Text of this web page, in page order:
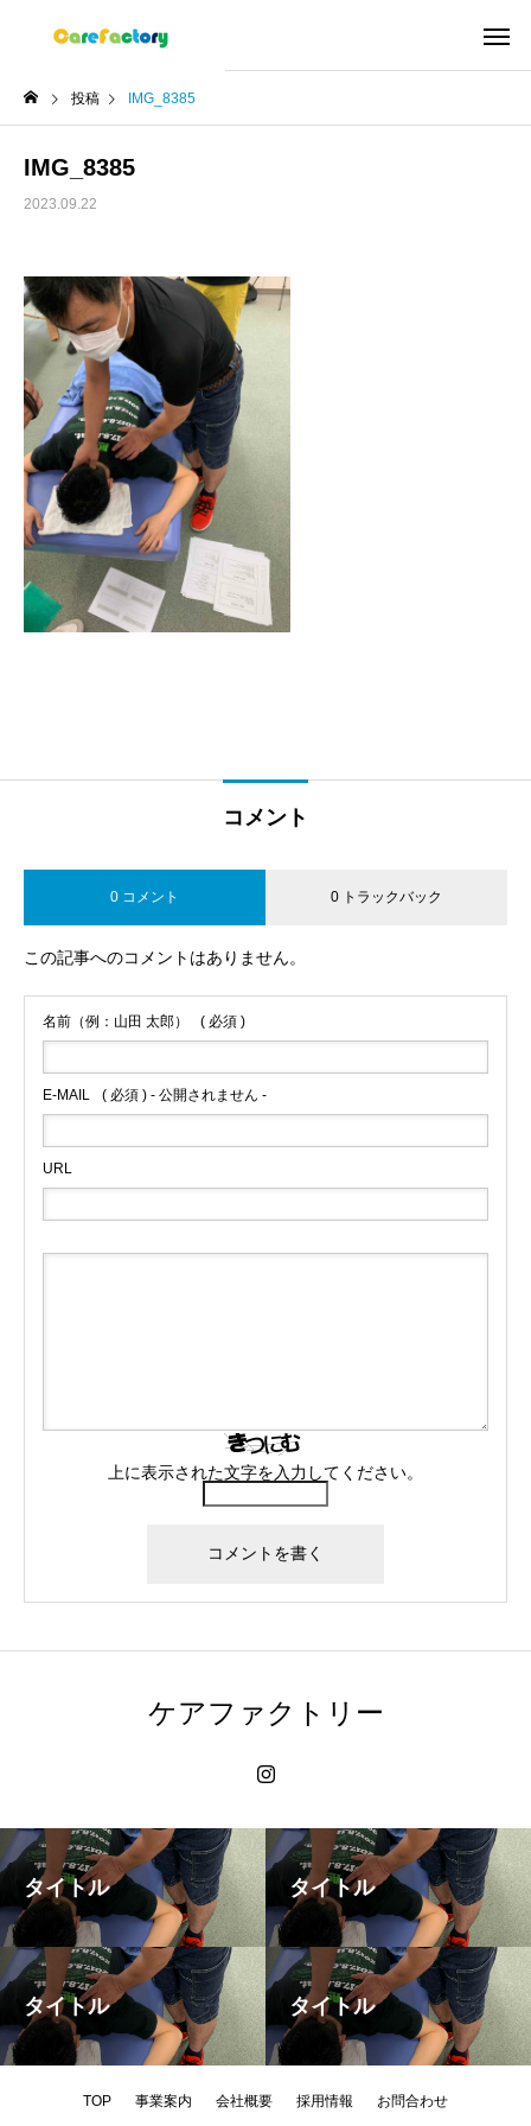
投稿 IMG_8385
IMG_8385
2023.09.22
コメント
0 コメント 0 トラックバック
この記事へのコメントはありません。
名前（例：山田 太郎） ( 必須 )
E-MAIL ( 必須 ) - 公開されません -
URL
上に表示された文字を入力してください。
ケアファクトリー
タイトル タイトル
タイトル タイトル
TOP 事業案内 会社概要 採用情報 お問合わせ